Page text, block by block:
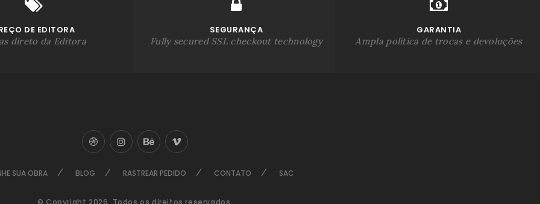
DE EDITORA
direto da Editora
SEGURANÇA
Fully secured SSL checkout technology
GARANTIA
Ampla política de trocas e devoluções
SUA OBRA BLOG RASTREAR PEDIDO CONTATO SAC
© Copyright 2026. Todos os direitos reservados.